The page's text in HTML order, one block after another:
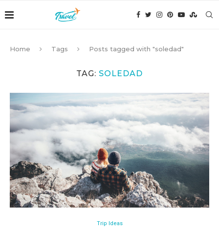
Home Tags Posts tagged with "soledad"
TAG: SOLEDAD
Trip Ideas